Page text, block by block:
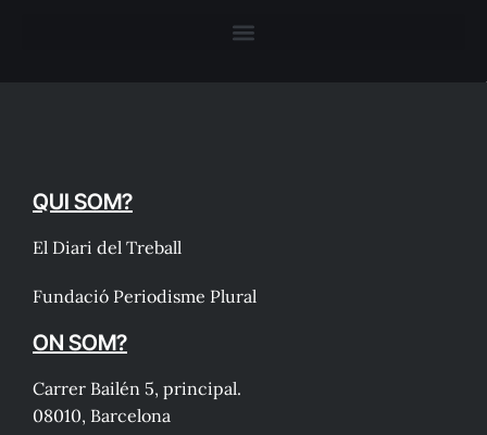
QUI SOM?
El Diari del Treball
Fundació Periodisme Plural
ON SOM?
Carrer Bailén 5, principal.
08010, Barcelona